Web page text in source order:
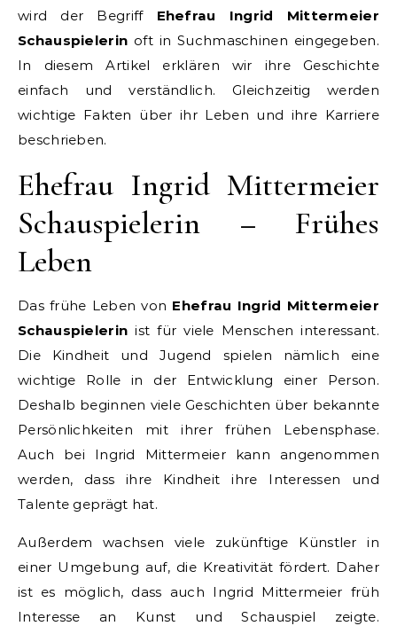
wird der Begriff Ehefrau Ingrid Mittermeier
Schauspielerin oft in Suchmaschinen eingegeben.
In diesem Artikel erklären wir ihre Geschichte
einfach und verständlich. Gleichzeitig werden
wichtige Fakten über ihr Leben und ihre Karriere
beschrieben.
Ehefrau Ingrid Mittermeier
Schauspielerin – Frühes
Leben
Das frühe Leben von Ehefrau Ingrid Mittermeier
Schauspielerin ist für viele Menschen interessant.
Die Kindheit und Jugend spielen nämlich eine
wichtige Rolle in der Entwicklung einer Person.
Deshalb beginnen viele Geschichten über bekannte
Persönlichkeiten mit ihrer frühen Lebensphase.
Auch bei Ingrid Mittermeier kann angenommen
werden, dass ihre Kindheit ihre Interessen und
Talente geprägt hat.
Außerdem wachsen viele zukünftige Künstler in
einer Umgebung auf, die Kreativität fördert. Daher
ist es möglich, dass auch Ingrid Mittermeier früh
Interesse an Kunst und Schauspiel zeigte.